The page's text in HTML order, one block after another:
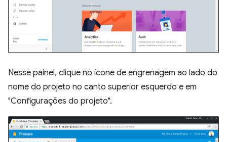
Nesse painel, clique no ícone de engrenagem ao lado do
nome do projeto no canto superior esquerdo e em
"Configurações do projeto".